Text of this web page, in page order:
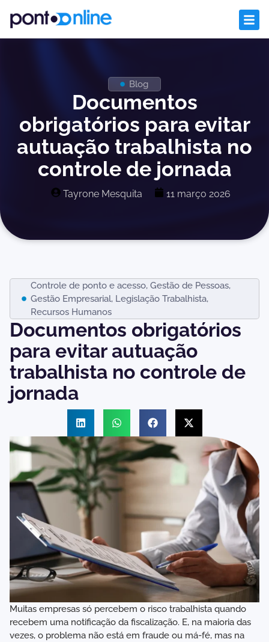
Blog
Documentos
obrigatórios para evitar
autuação trabalhista no
controle de jornada
Tayrone Mesquita 11 março 2026
Controle de ponto e acesso, Gestão de Pessoas,
Gestão Empresarial, Legislação Trabalhista,
Recursos Humanos
Documentos obrigatórios
para evitar autuação
trabalhista no controle de
jornada
Muitas empresas só percebem o risco trabalhista quando
recebem uma notificação da fiscalização. E, na maioria das
vezes, o problema não está em fraude ou má-fé, mas na